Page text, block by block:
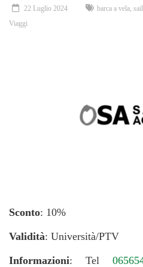
22 Luglio 2024 barca a vela
Viaggi
Sconto: 10%
Validità: Università/PTV
Informazioni: Tel